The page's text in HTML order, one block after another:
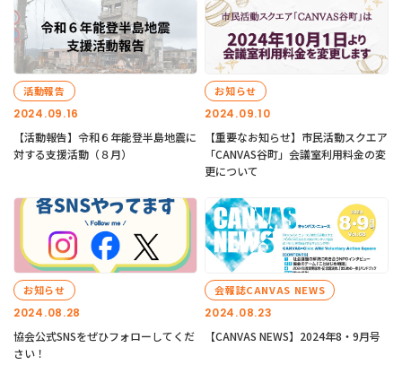
2024.09.16
活動報告
【活動報告】令和６年能登半島地震に
対する支援活動（８月）
2024.09.10
お知らせ
【重要なお知らせ】市民活動スクエア
「CANVAS谷町」会議室利用料金の変
更について
2024.08.28
お知らせ
協会公式SNSをぜひフォローしてくだ
さい！
2024.08.23
会報誌CANVAS NEWS
【CANVAS NEWS】2024年8・9月号